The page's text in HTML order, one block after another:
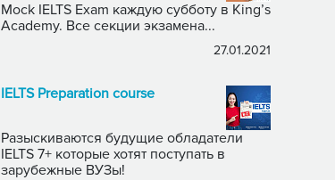
Mock IELTS Exam каждую субботу в King’s
Academy. Все секции экзамена...
27.01.2021
IELTS Preparation course
Разыскиваются будущие обладатели
IELTS 7+ которые хотят поступать в
зарубежные ВУЗы!